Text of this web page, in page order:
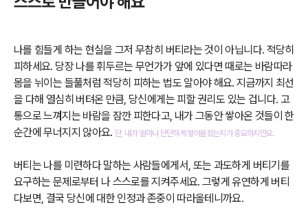
나를 힘들게 하는 현실을 그저 무참히 버티라는 것이 아닙니다. 적당히
피하세요. 당장 나를 휘두르는 무언가가 앞에 있다면 때로는 바람따라
몸을 뉘이는 들풀처럼 적당히 피하는 법도 알아야 해요. 지금까지 최선
을 다해 열심히 버텨온 만큼, 당신에게는 피할 권리도 있는 겁니다. 고
통으로 느껴지는 바람을 잠깐 피한다고, 내가 그동안 쌓아온 것들이 한
순간에 무너지지 않아요. 단, 내가 얼마나 단단하게 쌓아올렸는지가 중요하지만요.
버티는 나를 미련하다 말하는 사람들에게서, 또는 과도하게 버티기를
요구하는 문제로부터 나 스스로를 지켜주세요. 그렇게 유연하게 버티
다보면, 결국 당신에 대한 인정과 존중이 따라올테니까요.